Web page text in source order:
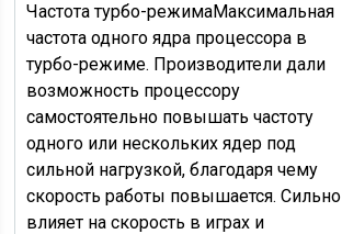
Частота турбо-режимаМаксимальная
частота одного ядра процессора в
турбо-режиме. Производители дали
возможность процессору
самостоятельно повышать частоту
одного или нескольких ядер под
сильной нагрузкой, благодаря чему
скорость работы повышается. Сильно
влияет на скорость в играх и